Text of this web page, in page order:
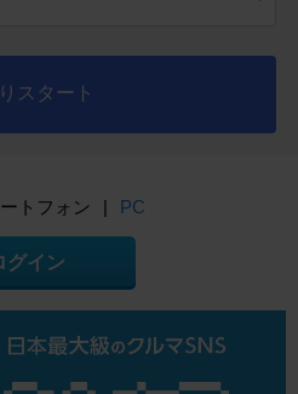
スタート
トフォン | PC
グイン